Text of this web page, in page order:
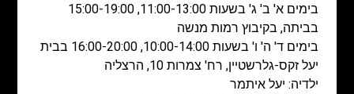
בימים א' ב' ג' בשעות 11:00-13:00, 15:00-19:00
בביתה, בקיבוץ רמות מנשה
בימים ד' ה' ו' בשעות 10:00-14:00, 16:00-20:00 בבית
יעל זקס-גלרשטיין, רח' צמרות 10, הרצליה
ילדיה: יעל איתמר